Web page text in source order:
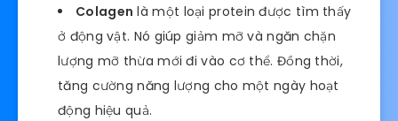
Colagen là một loại protein được tìm thấy
ở động vật. Nó giúp giảm mỡ và ngăn chặn
lượng mỡ thừa mới đi vào cơ thể. Đồng thời,
tăng cường năng lượng cho một ngày hoạt
động hiệu quả.